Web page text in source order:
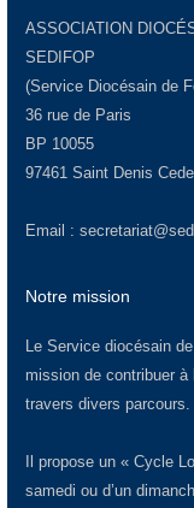
ASSOCIATION
SEDIFOP
(Service Diocésain de
36 rue de Paris
BP 10055
97461 Saint Denis
Email :
Notre mission
Le Service diocésain
mission de contribuer à
travers divers parcours.
Il propose un « Cycle
samedi ou d’un